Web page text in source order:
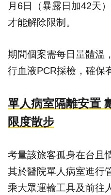
月6日（暴露日加42天
才能解除限制。
期間個案需每日量體溫
行血液PCR採檢，確保
單人病室隔離安置
限度散步
考量該旅客孤身在台且
其於醫院單人病室進行
乘大眾運輸工具及前往